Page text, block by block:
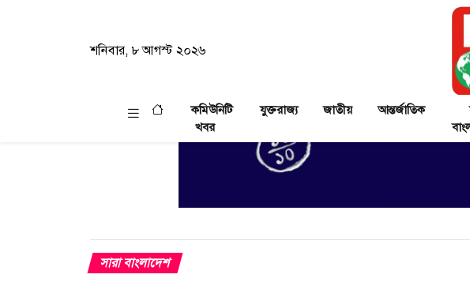
শনিবার, ৮ আগস্ট ২০২৬
কমিউনিটি
খবর
যুক্তরাজ্য জাতীয় আন্তর্জাতিক
সারা বাংলাদেশ